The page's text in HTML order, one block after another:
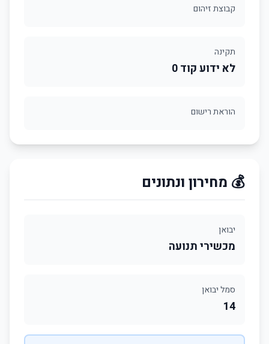
קבוצת זיהום
תקינה
לא ידוע קוד 0
הוראת רישום
💰 מחירון ונתונים
יבואן
מכשירי תנועה
סמל יבואן
14